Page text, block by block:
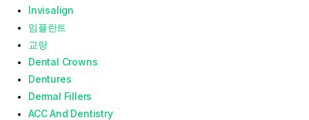
Invisalign
임플란트
교량
Dental Crowns
Dentures
Dermal Fillers
ACC And Dentistry